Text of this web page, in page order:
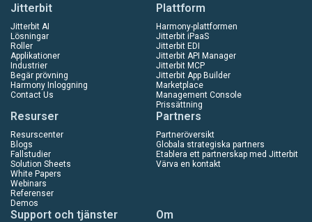
Jitterbit
Jitterbit AI
Lösningar
Roller
Applikationer
Industrier
Begär prövning
Harmony Inloggning
Contact Us
Plattform
Harmony-plattformen
Jitterbit iPaaS
Jitterbit EDI
Jitterbit API Manager
Jitterbit MCP
Jitterbit App Builder
Marketplace
Management Console
Prissättning
Resurser
Resurscenter
Blogs
Fallstudier
Solution Sheets
White Papers
Webinars
Referenser
Demos
Partners
Partneröversikt
Globala strategiska partners
Etablera ett partnerskap med Jitterbit
Värva en kontakt
Support och tjänster Om